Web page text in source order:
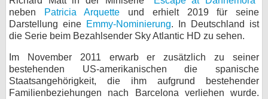
neben
Patricia Arquette und erhielt 2019 für seine
Darstellung eine Emmy-Nominierung. In Deutschland ist
die Serie beim Bezahlsender Sky Atlantic HD zu sehen.
Im November 2011 erwarb er zusätzlich zu seiner
bestehenden US-amerikanischen die spanische
Staatsangehörigkeit, die ihm aufgrund bestehender
Familienbeziehungen nach Barcelona verliehen wurde.